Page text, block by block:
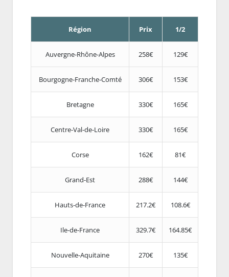
Région Prix 1/2
Auvergne-Rhône-Alpes 258€ 129€
Bourgogne-Franche-Comté 306€ 153€
Bretagne 330€ 165€
Centre-Val-de-Loire 330€ 165€
Corse 162€ 81€
Grand-Est 288€ 144€
Hauts-de-France 217.2€ 108.6€
Ile-de-France 329.7€ 164.85€
Nouvelle-Aquitaine 270€ 135€